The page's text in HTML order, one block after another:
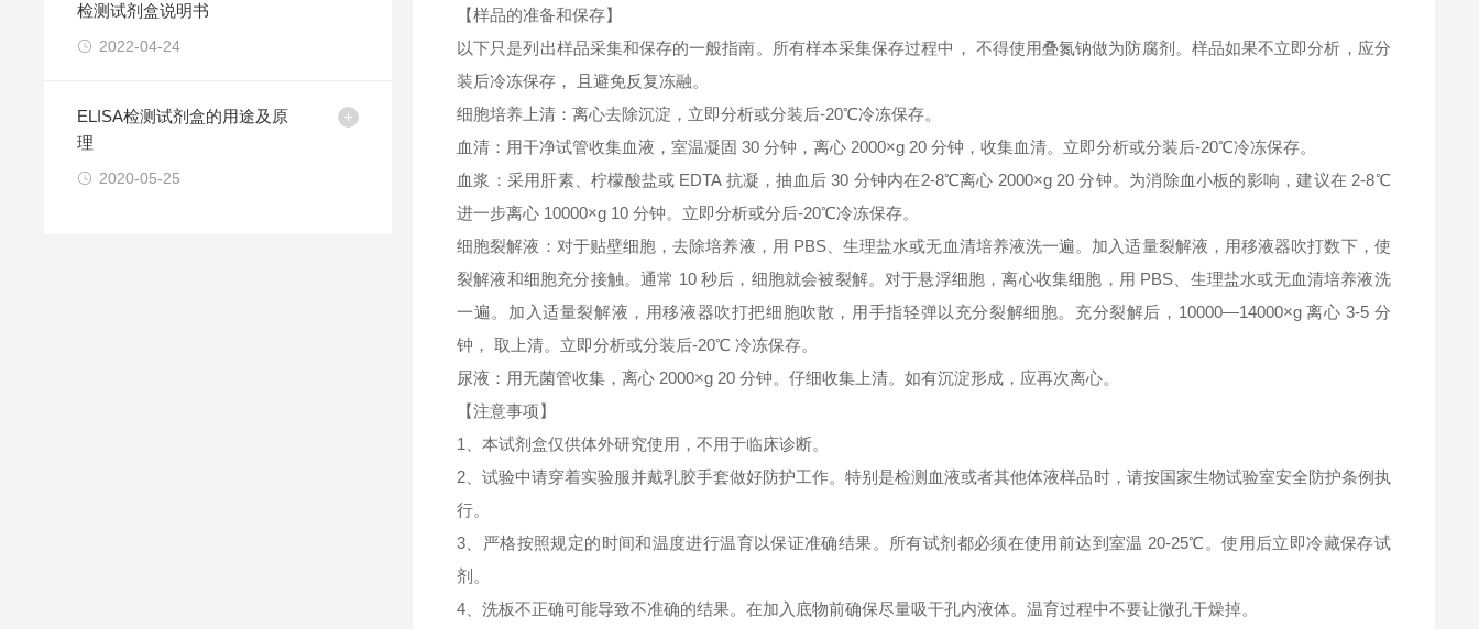
检测试剂盒说明书
2022-04-24
ELISA检测试剂盒的用途及原
理
2020-05-25
【样品的准备和保存】
以下只是列出样品采集和保存的一般指南。所有样本采集保存过程中， 不得使用叠氮钠做为防腐剂。样品如果不立即分析，应分
装后冷冻保存， 且避免反复冻融。
细胞培养上清：离心去除沉淀，立即分析或分装后-20℃冷冻保存。
血清：用干净试管收集血液，室温凝固 30 分钟，离心 2000×g 20 分钟，收集血清。立即分析或分装后-20℃冷冻保存。
血浆：采用肝素、柠檬酸盐或 EDTA 抗凝，抽血后 30 分钟内在2-8℃离心 2000×g 20 分钟。为消除血小板的影响，建议在 2-8℃
进一步离心 10000×g 10 分钟。立即分析或分后-20℃冷冻保存。
细胞裂解液：对于贴壁细胞，去除培养液，用 PBS、生理盐水或无血清培养液洗一遍。加入适量裂解液，用移液器吹打数下，使
裂解液和细胞充分接触。通常 10 秒后，细胞就会被裂解。对于悬浮细胞，离心收集细胞，用 PBS、生理盐水或无血清培养液洗
一遍。加入适量裂解液，用移液器吹打把细胞吹散，用手指轻弹以充分裂解细胞。充分裂解后，10000—14000×g 离心 3-5 分
钟， 取上清。立即分析或分装后-20℃ 冷冻保存。
尿液：用无菌管收集，离心 2000×g 20 分钟。仔细收集上清。如有沉淀形成，应再次离心。
【注意事项】
1、本试剂盒仅供体外研究使用，不用于临床诊断。
2、试验中请穿着实验服并戴乳胶手套做好防护工作。特别是检测血液或者其他体液样品时，请按国家生物试验室安全防护条例执
行。
3、严格按照规定的时间和温度进行温育以保证准确结果。所有试剂都必须在使用前达到室温 20-25℃。使用后立即冷藏保存试
剂。
4、洗板不正确可能导致不准确的结果。在加入底物前确保尽量吸干孔内液体。温育过程中不要让微孔干燥掉。